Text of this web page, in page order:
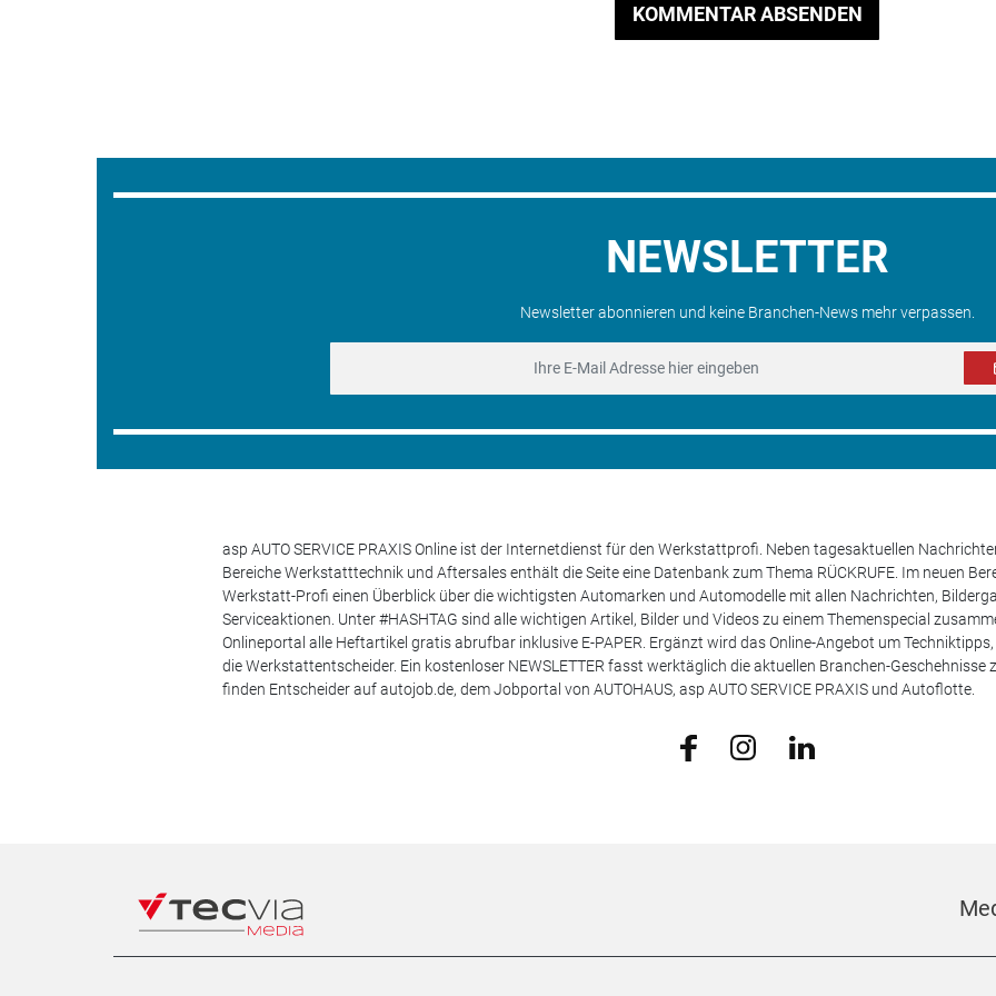
KOMMENTAR ABSENDEN
NEWSLETTER
Newsletter abonnieren und keine Branchen-News mehr verpassen.
asp AUTO SERVICE PRAXIS Online ist der Internetdienst für den Werkstattprofi. Neben tagesaktuellen
Bereiche Werkstatttechnik und Aftersales enthält die Seite eine Datenbank zum Thema RÜCKRUFE. Im neuen
Werkstatt-Profi einen Überblick über die wichtigsten Automarken und Automodelle mit allen Nachrichten,
Serviceaktionen. Unter #HASHTAG sind alle wichtigen Artikel, Bilder und Videos zu einem Themenspecial
Onlineportal alle Heftartikel gratis abrufbar inklusive E-PAPER. Ergänzt wird das Online-Angebot um
die Werkstattentscheider. Ein kostenloser NEWSLETTER fasst werktäglich die aktuellen Branchen-Geschehnisse
finden Entscheider auf autojob.de, dem Jobportal von AUTOHAUS, asp AUTO SERVICE PRAXIS und Autoflotte.